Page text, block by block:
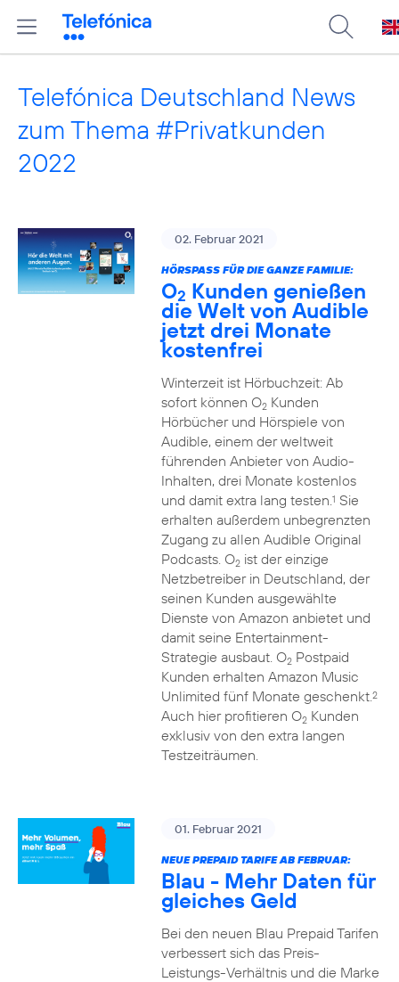
Telefónica Deutschland News
zum Thema #Privatkunden
2022
02. Februar 2021
HÖRSPASS FÜR DIE GANZE FAMILIE:
O2 Kunden genießen
die Welt von Audible
jetzt drei Monate
kostenfrei
Winterzeit ist Hörbuchzeit: Ab
sofort können O2Kunden
Hörbücher und Hörspiele von
Audible, einem der weltweit
führenden Anbieter von Audio-
Inhalten, drei Monate kostenlos
und damit extra lang testen.1 Sie
erhalten außerdem unbegrenzten
Zugang zu allen Audible Original
Podcasts. O2ist der einzige
Netzbetreiber in Deutschland, der
seinen Kunden ausgewählte
Dienste von Amazon anbietet und
damit seine Entertainment-
Strategie ausbaut. O2Postpaid
Kunden erhalten Amazon Music
Unlimited fünf Monate geschenkt.2
Auch hier profitieren O2Kunden
exklusiv von den extra langen
Testzeiträumen.
01. Februar 2021
NEUE PREPAID TARIFE AB FEBRUAR:
Blau - Mehr Daten für
gleiches Geld
Bei den neuen Blau Prepaid Tarifen
verbessert sich das Preis-
Leistungs-Verhältnis und die Marke